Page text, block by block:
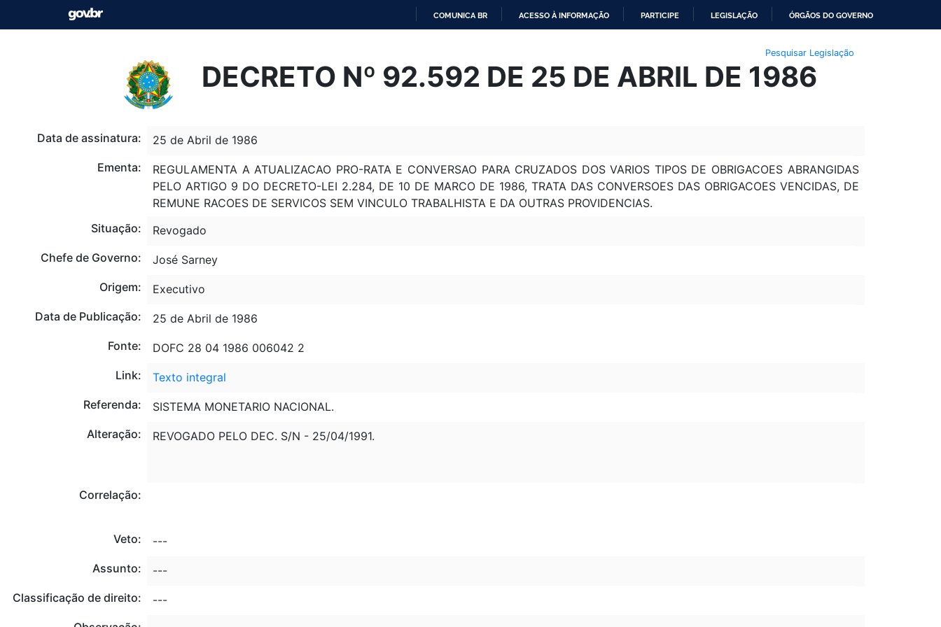
O
CONTEÚDO
COMUNICA BR ACESSO À INFORMAÇÃO PARTICIPE LEGISLAÇÃO ÓRGÃOS DO GOVERNO
Pesquisar Legislação
DECRETO Nº 92.592 DE 25 DE ABRIL DE 1986
Data de assinatura:
25 de Abril de 1986
Ementa:
REGULAMENTA A ATUALIZACAO PRO-RATA E CONVERSAO PARA CRUZADOS DOS VARIOS TIPOS DE OBRIGACOES ABRANGIDAS
PELO ARTIGO 9 DO DECRETO-LEI 2.284, DE 10 DE MARCO DE 1986, TRATA DAS CONVERSOES DAS OBRIGACOES VENCIDAS, DE
REMUNE RACOES DE SERVICOS SEM VINCULO TRABALHISTA E DA OUTRAS PROVIDENCIAS.
Situação:
Revogado
Chefe de Governo:
José Sarney
Origem:
Executivo
Data de Publicação:
25 de Abril de 1986
Fonte:
DOFC 28 04 1986 006042 2
Link:
Texto integral
Referenda:
SISTEMA MONETARIO NACIONAL.
Alteração:
REVOGADO PELO DEC. S/N - 25/04/1991.
Correlação:
Veto:
---
Assunto:
---
Classificação de direito:
---